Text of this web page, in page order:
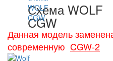
Схема WOLF
CGW
Данная модель
современную CGW-2